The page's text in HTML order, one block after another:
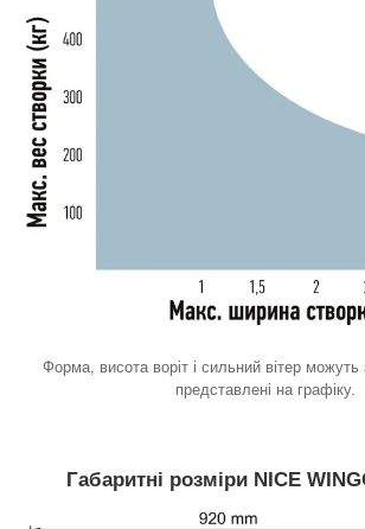
Форма, висота воріт і сильний вітер можуть
представлені на графіку.
Габаритні розміри NICE